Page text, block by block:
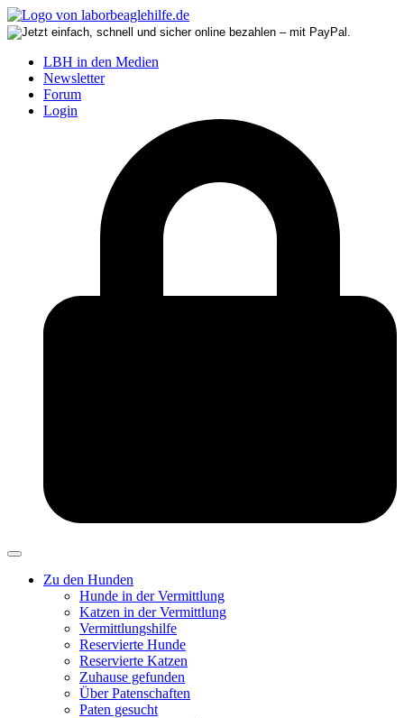
LBH in den Medien
Newsletter
Forum
Login
Zu den Hunden
Hunde in der Vermittlung
Katzen in der Vermittlung
Vermittlungshilfe
Reservierte Hunde
Reservierte Katzen
Zuhause gefunden
Über Patenschaften
Paten gesucht